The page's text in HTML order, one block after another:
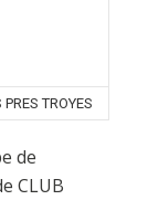
TROYES
de
CLUB